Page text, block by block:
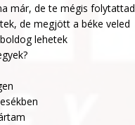
már, de te mégis folytattad
de megjött a béke veled
lehetek